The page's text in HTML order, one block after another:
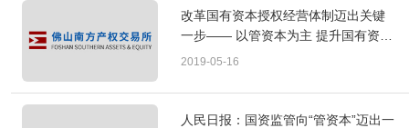
改革国有资本授权经营体制迈出关键
一步—— 以管资本为主 提升国有资本
运行效率
2019-05-16
人民日报：国资监管向“管资本”迈出一